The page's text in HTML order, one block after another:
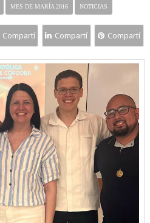
MES DE MARÍA 2016 NOTICIAS
Compartí Compartí Compartí